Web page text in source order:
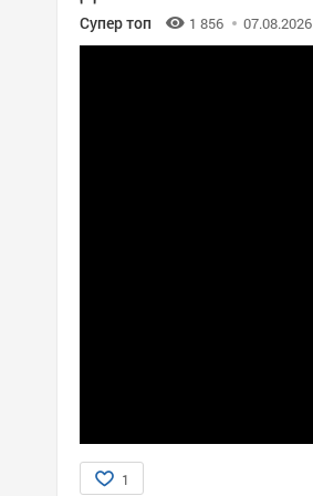
Супер топ 1 856 07.08.2026
1